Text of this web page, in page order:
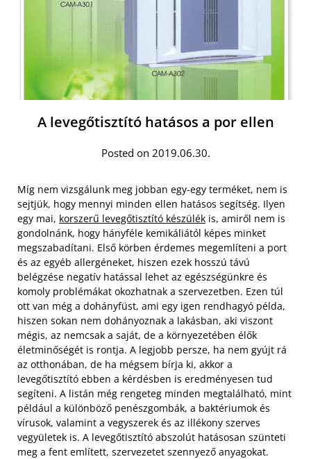
A levegőtisztító hatásos a por ellen
Posted on 2019.06.30.
Míg nem vizsgálunk meg jobban egy-egy terméket, nem is
sejtjük, hogy mennyi minden ellen hatásos segítség. Ilyen
egy mai, korszerű levegőtisztító készülék is, amiről nem is
gondolnánk, hogy hányféle kemikáliától képes minket
megszabadítani. Első körben érdemes megemlíteni a port
és az egyéb allergéneket, hiszen ezek hosszú távú
belégzése negatív hatással lehet az egészségünkre és
komoly problémákat okozhatnak a szervezetben. Ezen túl
ott van még a dohányfüst, ami egy igen rendhagyó példa,
hiszen sokan nem dohányoznak a lakásban, aki viszont
mégis, az nemcsak a saját, de a környezetében élők
életminőségét is rontja. A legjobb persze, ha nem gyújt rá
az otthonában, de ha mégsem bírja ki, akkor a
levegőtisztító ebben a kérdésben is eredményesen tud
segíteni. A listán még rengeteg minden megtalálható, mint
például a különböző penészgombák, a baktériumok és
vírusok, valamint a vegyszerek és az illékony szerves
vegyületek is. A levegőtisztító abszolút hatásosan szünteti
meg a fent említett, szervezetet szennyező anyagokat.